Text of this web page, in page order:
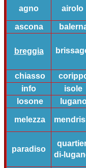
agno airolo
ascona
breggia
chiasso
info
isole
losone
melezza
paradiso
di-